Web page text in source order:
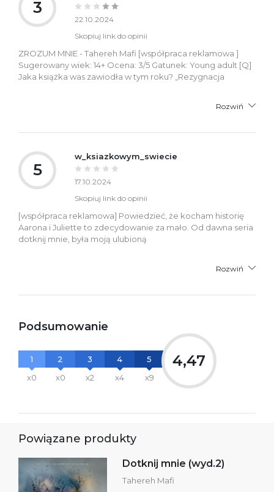
3
22.10.2024
Skopiuj link do opinii
ZROZUM MNIE - Tahereh Mafi [współpraca reklamowa ]
Sugerowany wiek: 14+ Ocena: 3/5 Gatunek: Young adult [Q]
Jaka książka was zawiodła w tym roku? „Rezygnacja
Rozwiń
5
w_ksiazkowym_swiecie
17.10.2024
Skopiuj link do opinii
[współpraca reklamowa] Powiedzieć, że kocham historię
Aarona i Juliette to zdecydowanie za mało. Od dawna seria
dotknij mnie, była moją ulubioną
Rozwiń
Podsumowanie
1
x0
2
x0
3
x2
4
x4
5
x9
4,47
Powiązane produkty
Dotknij mnie (wyd.2)
Tahereh Mafi